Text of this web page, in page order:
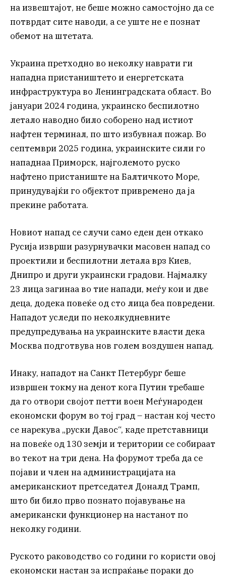
на извештајот, не беше можно самостојно да се
потврдат сите наводи, а се уште не е познат
обемот на штетата.
Украина претходно во неколку наврати ги
нападна пристаништето и енергетската
инфраструктура во Ленинградската област. Во
јануари 2024 година, украинско беспилотно
летало наводно било соборено над истиот
нафтен терминал, по што избувнал пожар. Во
септември 2025 година, украинските сили го
нападнаа Приморск, најголемото руско
нафтено пристаниште на Балтичкото Море,
принудувајќи го објектот привремено да ја
прекине работата.
Новиот напад се случи само еден ден откако
Русија изврши разурнувачки масовен напад со
проектили и беспилотни летала врз Киев,
Днипро и други украински градови. Најмалку
23 лица загинаа во тие напади, меѓу кои и две
деца, додека повеќе од сто лица беа повредени.
Нападот уследи по неколкудневните
предупредувања на украинските власти дека
Москва подготвува нов голем воздушен напад.
Инаку, нападот на Санкт Петербург беше
извршен токму на денот кога Путин требаше
да го отвори својот петти воен Меѓународен
економски форум во тој град – настан кој често
се нарекува „руски Давос“, каде претставници
на повеќе од 130 земји и територии се собираат
во текот на три дена. На форумот треба да се
појави и член на администрацијата на
американскиот претседател Доналд Трамп,
што би било прво познато појавување на
американски функционер на настанот по
неколку години.
Руското раководство со години го користи овој
економски настан за испраќање пораки до